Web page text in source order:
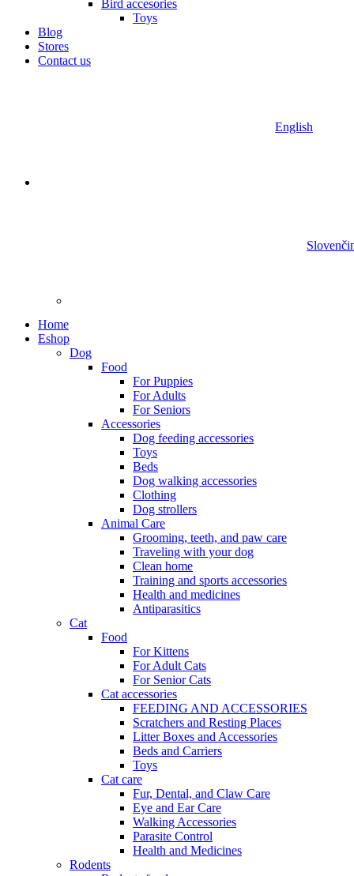
Bird accesories
Toys
Blog
Stores
Contact us
English
Home
Eshop
Dog
Food
For Puppies
For Adults
For Seniors
Accessories
Dog feeding accessories
Toys
Beds
Dog walking accessories
Clothing
Dog strollers
Animal Care
Grooming, teeth, and paw care
Traveling with your dog
Clean home
Training and sports accessories
Health and medicines
Antiparasitics
Cat
Food
For Kittens
For Adult Cats
For Senior Cats
Cat accessories
FEEDING AND ACCESSORIES
Scratchers and Resting Places
Litter Boxes and Accessories
Beds and Carriers
Toys
Cat care
Fur, Dental, and Claw Care
Eye and Ear Care
Walking Accessories
Parasite Control
Health and Medicines
Rodents